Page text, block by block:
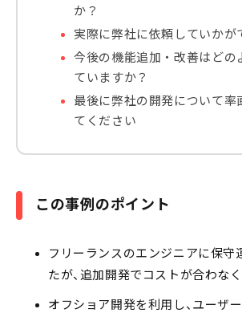
か？
実際に弊社に依頼していかが
今後の機能追加・改善はどの
ていますか？
最後に弊社の開発について率
てください
この事例のポイント
フリーランスのエンジニアに保守
たが、追加開発でコストが合わな
オフショア開発を利用し、ユーザ